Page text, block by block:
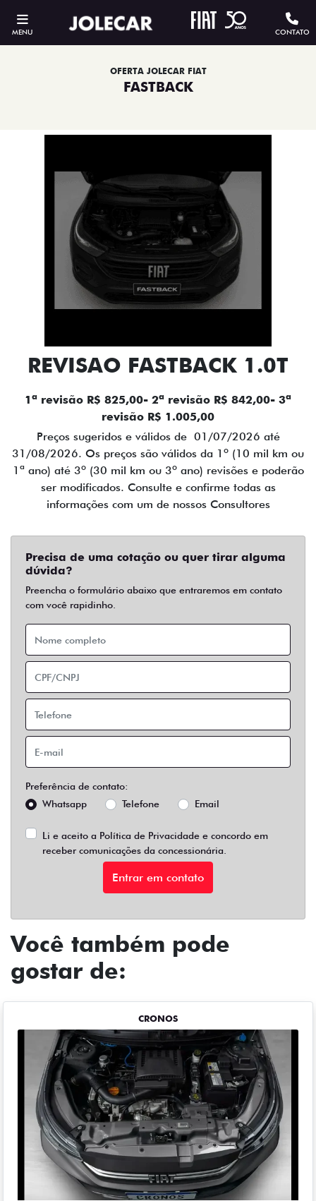
MENU CONTATO
OFERTA JOLECAR FIAT
FASTBACK
REVISAO FASTBACK 1.0T
1ª revisão R$ 825,00- 2ª revisão R$ 842,00- 3ª
revisão R$ 1.005,00
Preços sugeridos e válidos de 01/07/2026 até
31/08/2026. Os preços são válidos da 1º (10 mil km ou
1ª ano) até 3º (30 mil km ou 3º ano) revisões e poderão
ser modificados. Consulte e confirme todas as
informações com um de nossos Consultores
Precisa de uma cotação ou quer tirar alguma
dúvida?
Preencha o formulário abaixo que entraremos em contato
com você rapidinho.
Preferência de contato:
Whatsapp
Telefone Email
Li e aceito a Política de Privacidade e concordo em
receber comunicações da concessionária.
Entrar em contato
Você também pode
gostar de:
CRONOS